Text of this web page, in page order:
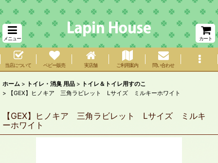
メニュー カート
当店について ベビー販売 実店舗 ご利用案内 問い合わせ
ホーム > トイレ・消臭 用品 > トイレ＆トイレ用すのこ
>
【GEX】ヒノキア 三角ラビレット Lサイズ ミルキーホワイト
【GEX】ヒノキア 三角ラビレット Lサイズ ミルキ
ーホワイト